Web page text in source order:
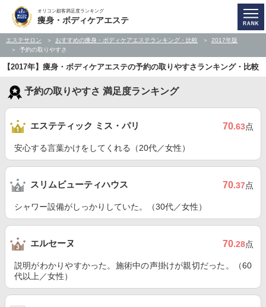
オリコン顧客満足度ランキング
痩身・ボディケアエステ
エステサロン おすすめの痩身・ボディケアエステランキング・比較
2017年版
予約の取りやすさ
【2017年】痩身・ボディケアエステの予約の取りやすさランキング・比較
予約の取りやすさ 満足度ランキング
エステティック ミス・パリ 70.63点
安心する言葉かけをしてくれる（20代／女性）
スリムビューティハウス 70.37点
シャワー設備がしっかりしていた。（30代／女性）
エルセーヌ 70.28点
説明がわかりやすかった。施術中の声掛けが親切だった。（60
代以上／女性）